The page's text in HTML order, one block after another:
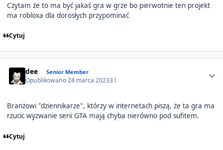
Czytam że to ma być jakaś gra w grze bo pierwotnie ten projekt
ma robloxa dla dorosłych przypominać
Cytuj
dee Senior Member
Opublikowano24 marca 20233 l
Branżowi "dziennikarze", którzy w internetach piszą, że ta gra ma
rzucic wyzwanie serii GTA mają chyba nierówno pod sufitem.
Cytuj